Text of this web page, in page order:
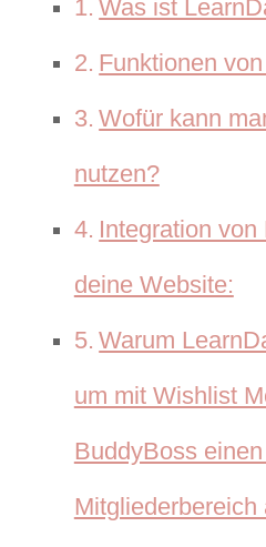
Was ist
Funktionen
Wofür kann
nutzen?
Integration
deine Website:
Warum
um mit Wishlist
BuddyBoss
Mitgliederbereich